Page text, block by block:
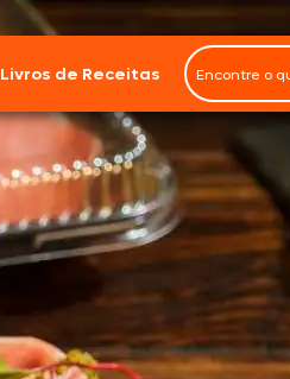
Livros de Receitas